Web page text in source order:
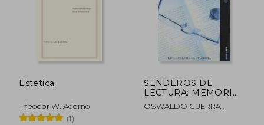
Estetica
Theodor W. Adorno
(1)
SENDEROS DE
LECTURA: MEMORIA
Y HERMENEUTICA
LITERARIA
OSWALDO GUERRA